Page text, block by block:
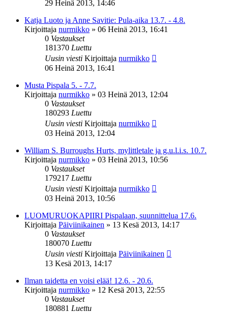
29 Heinä 2013, 14:46
Katja Luoto ja Anne Savitie: Pula-aika 13.7. - 4.8.
Kirjoittaja nurmikko » 06 Heinä 2013, 16:41
0 Vastaukset
181370 Luettu
Uusin viesti Kirjoittaja nurmikko
06 Heinä 2013, 16:41
Musta Pispala 5. - 7.7.
Kirjoittaja nurmikko » 03 Heinä 2013, 12:04
0 Vastaukset
180293 Luettu
Uusin viesti Kirjoittaja nurmikko
03 Heinä 2013, 12:04
William S. Burroughs Hurts, mylittletale ja g.u.l.i.s. 10.7.
Kirjoittaja nurmikko » 03 Heinä 2013, 10:56
0 Vastaukset
179217 Luettu
Uusin viesti Kirjoittaja nurmikko
03 Heinä 2013, 10:56
LUOMURUOKAPIIRI Pispalaan, suunnittelua 17.6.
Kirjoittaja Päiviinikainen » 13 Kesä 2013, 14:17
0 Vastaukset
180070 Luettu
Uusin viesti Kirjoittaja Päiviinikainen
13 Kesä 2013, 14:17
Ilman taidetta en voisi elää! 12.6. - 20.6.
Kirjoittaja nurmikko » 12 Kesä 2013, 22:55
0 Vastaukset
180881 Luettu